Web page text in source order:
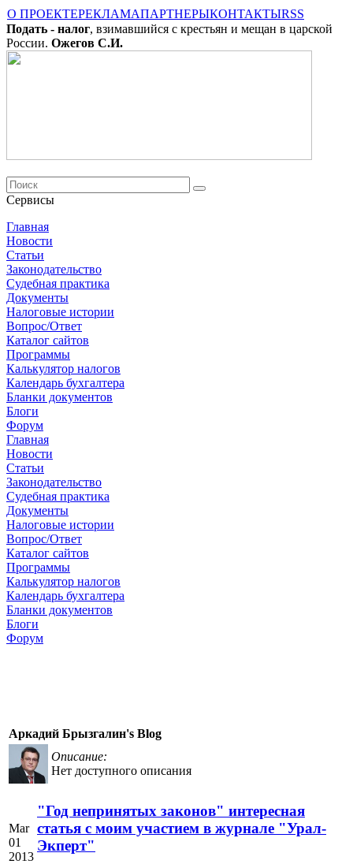
О ПРОЕКТЕРЕКЛАМАПАРТНЕРЫКОНТАКТЫRSS
Подать - налог, взимавшийся с крестьян и мещан в царской
России. Ожегов С.И.
Сервисы
Главная
Новости
Cтатьи
Законодательство
Судебная практика
Документы
Налоговые истории
Вопрос/Ответ
Каталог сайтов
Программы
Калькулятор налогов
Календарь бухгалтера
Бланки документов
Блоги
Форум
Главная
Новости
Cтатьи
Законодательство
Судебная практика
Документы
Налоговые истории
Вопрос/Ответ
Каталог сайтов
Программы
Калькулятор налогов
Календарь бухгалтера
Бланки документов
Блоги
Форум
Аркадий Брызгалин's Blog
Описание:
Нет доступного описания
Mar
01
2013
"Год непринятых законов" интересная
статья с моим участием в журнале "Урал-
Экперт"